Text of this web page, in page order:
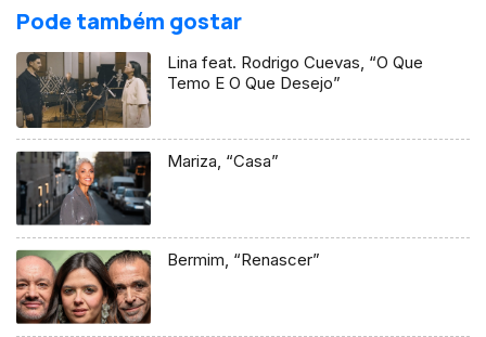
Pode também gostar
Lina feat. Rodrigo Cuevas, “O Que
Temo E O Que Desejo”
Mariza, “Casa”
Bermim, “Renascer”